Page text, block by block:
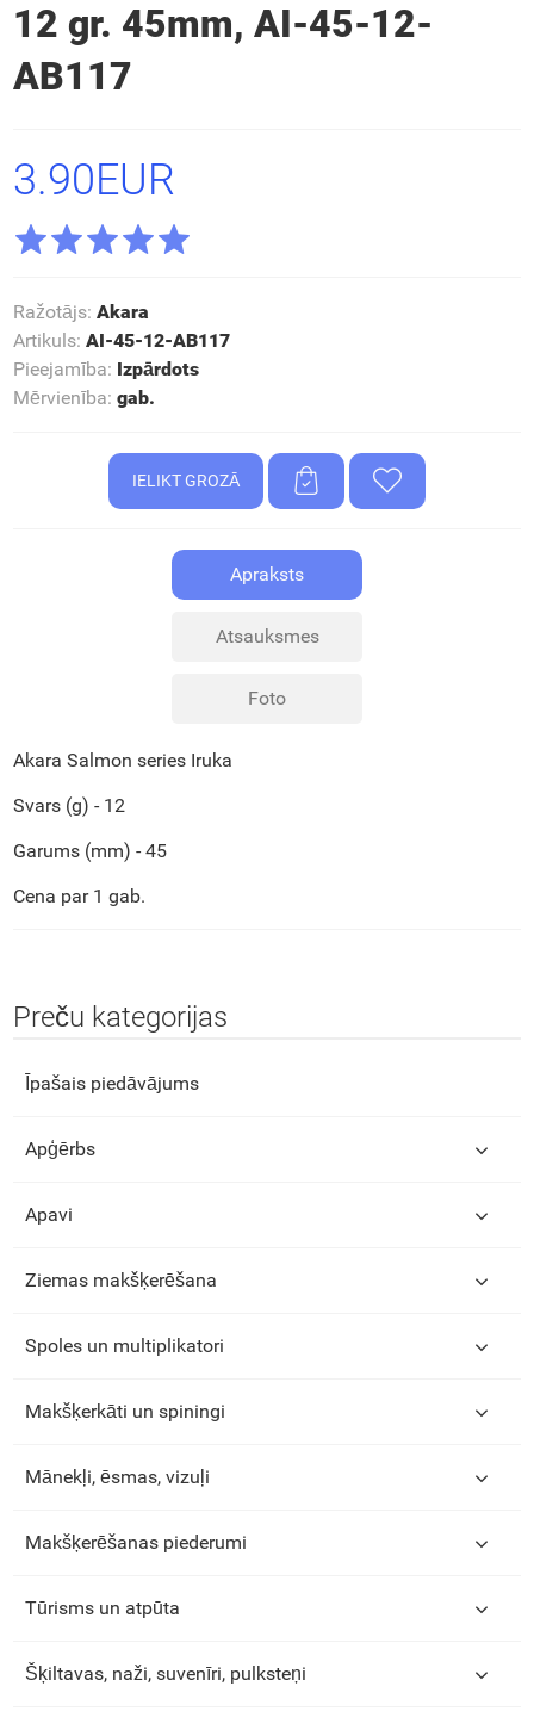
12 gr. 45mm, AI-45-12-
AB117
3.90EUR
Ražotājs: Akara
Artikuls: AI-45-12-AB117
Pieejamība: Izpārdots
Mērvienība: gab.
Apraksts
Atsauksmes
Foto
Akara Salmon series Iruka
Svars (g) - 12
Garums (mm) - 45
Cena par 1 gab.
Preču kategorijas
Īpašais piedāvājums
Apģērbs
Apavi
Ziemas makšķerēšana
Spoles un multiplikatori
Makšķerkāti un spiningi
Mānekļi, ēsmas, vizuļi
Makšķerēšanas piederumi
Tūrisms un atpūta
Šķiltavas, naži, suvenīri, pulksteņi